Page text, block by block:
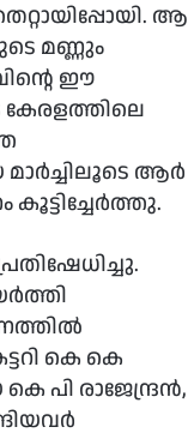
ആ
മണ്ണും
ഈ
മാര്‍ച്ചിലൂടെ ആര്‍
കൂട്ടിച്ചേര്‍ത്തു.
കെ കെ
പി രാജേന്ദ്രന്‍,